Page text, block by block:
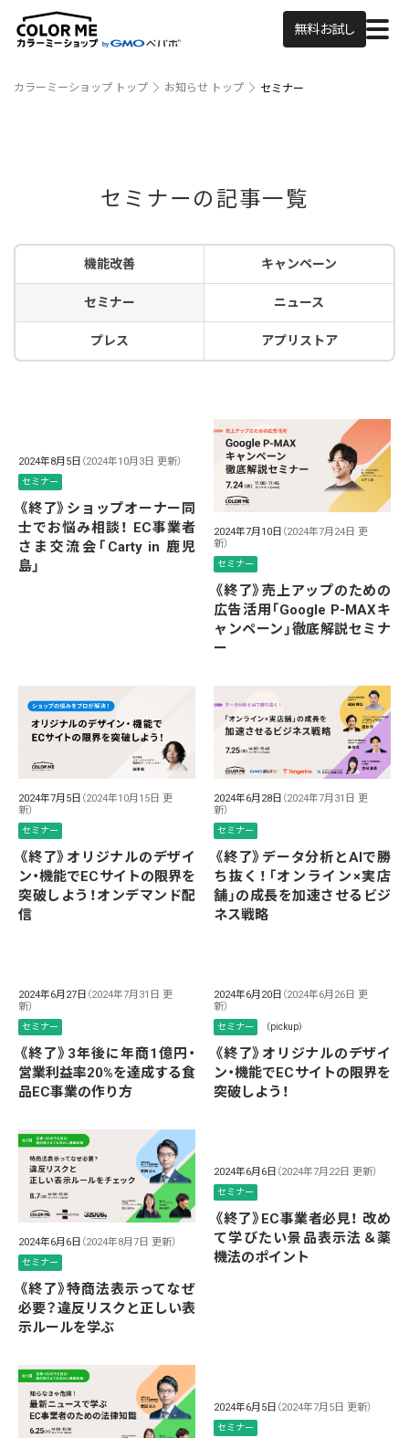
無料お試し
カラーミーショップ トップ お知らせ トップ セミナー
セミナーの記事一覧
機能改善 キャンペーン
セミナー ニュース
プレス アプリストア
2024年8月5日 （2024年10月3日 更新）
セミナー
《終了》ショップオーナー同
士でお悩み相談！ EC事業者
さま交流会「Carty in 鹿児
島」
2024年7月10日 （2024年7月24日 更
新）
セミナー
《終了》売上アップのための
広告活用「Google P-MAXキ
ャンペーン」徹底解説セミナ
ー
2024年7月5日 （2024年10月15日 更
新）
セミナー
《終了》オリジナルのデザイ
ン・機能でECサイトの限界を
突破しよう！オンデマンド配
信
2024年6月28日 （2024年7月31日 更
新）
セミナー
《終了》データ分析とAIで勝
ち抜く！「オンライン×実店
舗」の成長を加速させるビジ
ネス戦略
2024年6月27日 （2024年7月31日 更
新）
セミナー
《終了》3年後に年商1億円・
営業利益率20%を達成する食
品EC事業の作り方
2024年6月20日 （2024年6月26日 更
新）
セミナー （pickup）
《終了》オリジナルのデザイ
ン・機能でECサイトの限界を
突破しよう！
2024年6月6日 （2024年8月7日 更新）
セミナー
《終了》特商法表示ってなぜ
必要？違反リスクと正しい表
示ルールを学ぶ
2024年6月6日 （2024年7月22日 更新）
セミナー
《終了》EC事業者必見！ 改め
て学びたい景品表示法＆薬
機法のポイント
2024年6月5日 （2024年7月5日 更新）
セミナー